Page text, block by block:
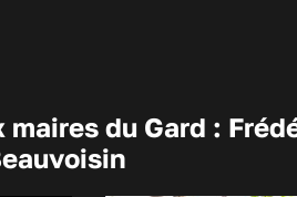
maires du Gard :